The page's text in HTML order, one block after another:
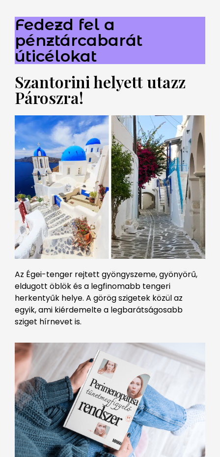
Fedezd fel a
pénztárcabarát
úticélokat
Szantorini helyett utazz
Pároszra!
Az Égei-tenger rejtett gyöngyszeme, gyönyörű,
eldugott öblök és a legfinomabb tengeri
herkentyűk helye. A görög szigetek közül az
egyik, ami kiérdemelte a legbarátságosabb
sziget hírnevet is.